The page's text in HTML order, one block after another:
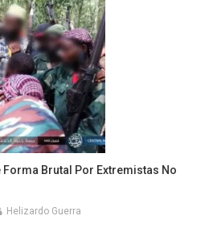
Brutal Por Extremistas No
Helizardo Guerra